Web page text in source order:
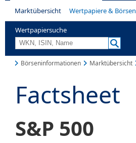
Marktübersicht Wertpapiere & Börsen
Wertpapiersuche
Börseninformationen Marktübersicht
Factsheet
S&P 500